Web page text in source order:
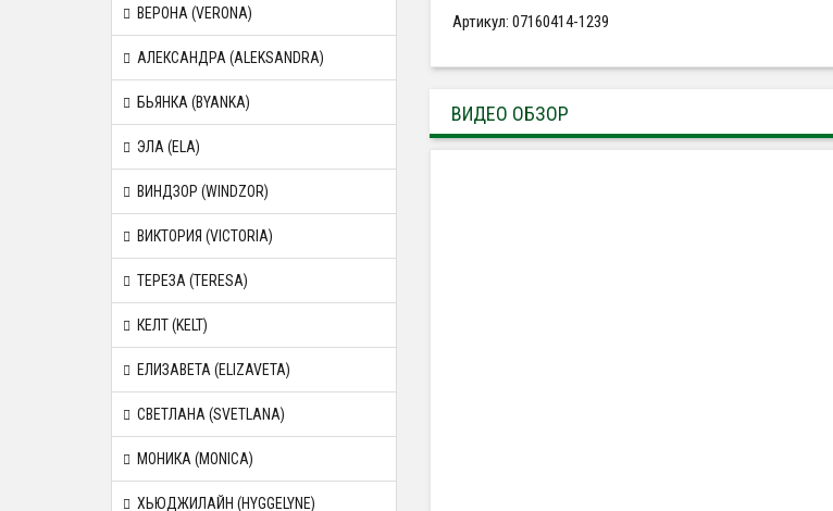
ВЕРОНА (VERONA)
АЛЕКСАНДРА (ALEKSANDRA)
БЬЯНКА (BYANKA)
ЭЛА (ELA)
ВИНДЗОР (WINDZOR)
ВИКТОРИЯ (VICTORIA)
ТЕРЕЗА (TERESA)
КЕЛТ (KELT)
ЕЛИЗАВЕТА (ELIZAVETA)
СВЕТЛАНА (SVETLANA)
МОНИКА (MONICA)
ХЬЮДЖИЛАЙН (HYGGELYNE)
Артикул: 07160414-1239
ВИДЕО ОБЗОР